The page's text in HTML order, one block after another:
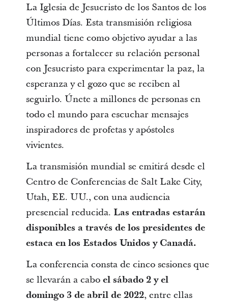
La Iglesia de Jesucristo de los Santos de los
Últimos Días. Esta transmisión religiosa
mundial tiene como objetivo ayudar a las
personas a fortalecer su relación personal
con Jesucristo para experimentar la paz, la
esperanza y el gozo que se reciben al
seguirlo. Únete a millones de personas en
todo el mundo para escuchar mensajes
inspiradores de profetas y apóstoles
vivientes.
La transmisión mundial se emitirá desde el
Centro de Conferencias de Salt Lake City,
Utah, EE. UU., con una audiencia
presencial reducida. Las entradas estarán
disponibles a través de los presidentes de
estaca en los Estados Unidos y Canadá.
La conferencia consta de cinco sesiones que
se llevarán a cabo el sábado 2 y el
domingo 3 de abril de 2022, entre ellas